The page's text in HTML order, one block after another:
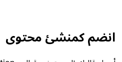
انضم كمنشئ محتوى